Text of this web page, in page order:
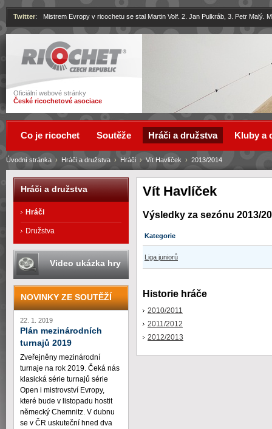
Ricochet
Oficiální webové stránky
České ricochetové asociace
Twitter: Mistrem Evropy v ricochetu se stal Martin Volf. 2. Jan Pulkráb, 3. Petr Malý.
Vít Havlíček
Výsledky za sezónu 2013/
Kategorie
Liga juniorů
Historie hráče
2010/2011
2011/2012
2012/2013
Úvodní stránka › Hráči a družstva › Hráči › Vít Havlíček › 2013/2014
Co je ricochet Soutěže Hráči a družstva Kluby a
Hráči a družstva
Hráči
Družstva
Video ukázka hry
NOVINKY ZE SOUTĚŽÍ
22. 1. 2019
Plán mezinárodních
turnajů 2019
Zveřejněny mezinárodní
turnaje na rok 2019. Čeká nás
klasická série turnajů série
Open i mistrovství Evropy,
které bude v listopadu hostit
německý Chemnitz. V dubnu
se v ČR uskuteční hned dva